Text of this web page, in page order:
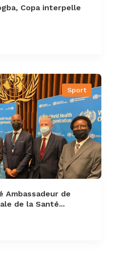
Copa interpelle
Sport
Ambassadeur de
de la Santé...